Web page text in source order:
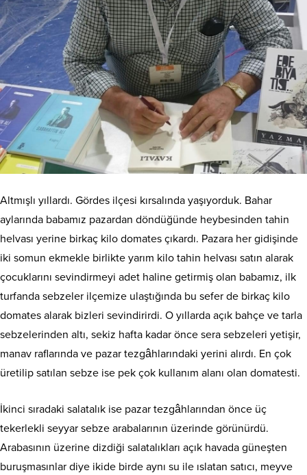
Altmışlı yıllardı. Gördes ilçesi kırsalında yaşıyorduk. Bahar
aylarında babamız pazardan döndüğünde heybesinden tahin
helvası yerine birkaç kilo domates çıkardı. Pazara her gidişinde
iki somun ekmekle birlikte yarım kilo tahin helvası satın alarak
çocuklarını sevindirmeyi adet haline getirmiş olan babamız, ilk
turfanda sebzeler ilçemize ulaştığında bu sefer de birkaç kilo
domates alarak bizleri sevindirirdi. O yıllarda açık bahçe ve tarla
sebzelerinden altı, sekiz hafta kadar önce sera sebzeleri yetişir,
manav raflarında ve pazar tezgâhlarındaki yerini alırdı. En çok
üretilip satılan sebze ise pek çok kullanım alanı olan domatesti.
İkinci sıradaki salatalık ise pazar tezgâhlarından önce üç
tekerlekli seyyar sebze arabalarının üzerinde görünürdü.
Arabasının üzerine dizdiği salatalıkları açık havada güneşten
buruşmasınlar diye ikide birde aynı su ile ıslatan satıcı, meyve